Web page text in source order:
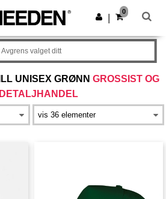
Last ned app
0
UNISEX GRØNN GROSSIST OG
DETALJHANDEL
Avgrens valget ditt